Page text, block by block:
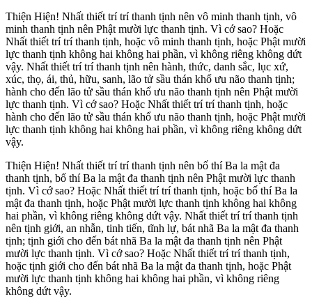
Thiện Hiện! Nhất thiết trí trí thanh tịnh nên vô minh thanh tịnh, vô
minh thanh tịnh nên Phật mười lực thanh tịnh. Vì cớ sao? Hoặc
Nhất thiết trí trí thanh tịnh, hoặc vô minh thanh tịnh, hoặc Phật mười
lực thanh tịnh không hai không hai phần, vì không riêng không dứt
vậy. Nhất thiết trí trí thanh tịnh nên hành, thức, danh sắc, lục xứ,
xúc, thọ, ái, thủ, hữu, sanh, lão tử sầu thán khổ ưu não thanh tịnh;
hành cho đến lão tử sầu thán khổ ưu não thanh tịnh nên Phật mười
lực thanh tịnh. Vì cớ sao? Hoặc Nhất thiết trí trí thanh tịnh, hoặc
hành cho đến lão tử sầu thán khổ ưu não thanh tịnh, hoặc Phật mười
lực thanh tịnh không hai không hai phần, vì không riêng không dứt
vậy.
Thiện Hiện! Nhất thiết trí trí thanh tịnh nên bố thí Ba la mật đa
thanh tịnh, bố thí Ba la mật đa thanh tịnh nên Phật mười lực thanh
tịnh. Vì cớ sao? Hoặc Nhất thiết trí trí thanh tịnh, hoặc bố thí Ba la
mật đa thanh tịnh, hoặc Phật mười lực thanh tịnh không hai không
hai phần, vì không riêng không dứt vậy. Nhất thiết trí trí thanh tịnh
nên tịnh giới, an nhẫn, tinh tiến, tĩnh lự, bát nhã Ba la mật đa thanh
tịnh; tịnh giới cho đến bát nhã Ba la mật đa thanh tịnh nên Phật
mười lực thanh tịnh. Vì cớ sao? Hoặc Nhất thiết trí trí thanh tịnh,
hoặc tịnh giới cho đến bát nhã Ba la mật đa thanh tịnh, hoặc Phật
mười lực thanh tịnh không hai không hai phần, vì không riêng
không dứt vậy.